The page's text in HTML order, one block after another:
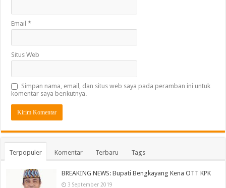
Email*
Situs Web
Simpan nama, email, dan situs web saya pada peramban ini untuk
komentar saya berikutnya.
Terpopuler Komentar Terbaru Tags
BREAKING NEWS: Bupati Bengkayang Kena OTT KPK
3 September 2019